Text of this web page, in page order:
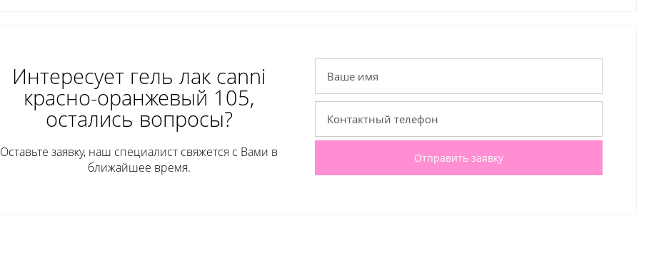
Интересует гель лак сanni
красно-оранжевый 105,
остались вопросы?
Оставьте заявку, наш специалист свяжется с Вами в
ближайшее время.
Отправить заявку